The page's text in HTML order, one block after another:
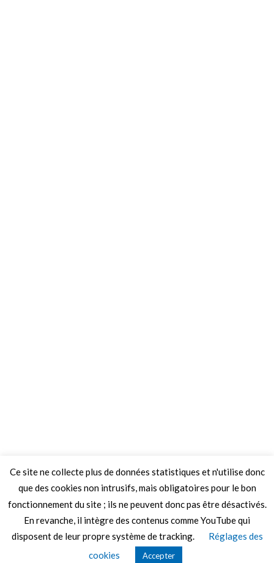
Thèmes Graphene
Ce site ne collecte plus de données statistiques et n'utilise donc
que des cookies non intrusifs, mais obligatoires pour le bon
fonctionnement du site ; ils ne peuvent donc pas être désactivés.
En revanche, il intègre des contenus comme YouTube qui
disposent de leur propre système de tracking.
Réglages des
cookies
Accepter